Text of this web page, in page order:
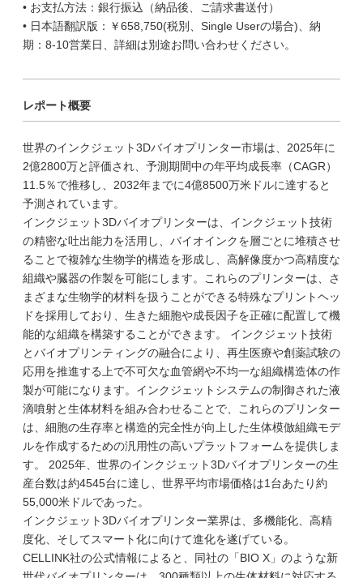
• お支払方法：銀行振込（納品後、ご請求書送付）
• 日本語翻訳版：￥658,750(税別、Single Userの場合)、納
期：8-10営業日、詳細は別途お問い合わせください。
レポート概要
世界のインクジェット3Dバイオプリンター市場は、2025年に
2億2800万と評価され、予測期間中の年平均成長率（CAGR）
11.5％で推移し、2032年までに4億8500万米ドルに達すると
予測されています。
インクジェット3Dバイオプリンターは、インクジェット技術
の精密な吐出能力を活用し、バイオインクを層ごとに堆積させ
ることで複雑な生物学的構造を形成し、高解像度かつ高精度な
組織や臓器の作製を可能にします。これらのプリンターは、さ
まざまな生物学的材料を扱うことができる特殊なプリントヘッ
ドを採用しており、生きた細胞や成長因子を正確に配置して機
能的な組織を構築することができます。 インクジェット技術
とバイオプリンティングの融合により、再生医療や創薬試験の
応用を推進する上で不可欠な血管網や不均一な組織構造体の作
製が可能になります。インクジェットシステムの制御された液
滴噴射と生体材料を組み合わせることで、これらのプリンター
は、細胞の生存率と構造的完全性が向上した生体模倣組織モデ
ルを作成するための汎用性の高いプラットフォームを提供しま
す。 2025年、世界のインクジェット3Dバイオプリンターの生
産台数は約4545台に達し、世界平均市場価格は1台あたり約
55,000米ドルであった。
インクジェット3Dバイオプリンター業界は、多機能化、高精
度化、そしてスマート化に向けて進化を遂げている。
CELLINK社の公式情報によると、同社の「BIO X」のような新